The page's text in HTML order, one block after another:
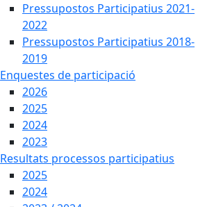
Pressupostos Participatius 2021-
2022
Pressupostos Participatius 2018-
2019
Enquestes de participació
2026
2025
2024
2023
Resultats processos participatius
2025
2024